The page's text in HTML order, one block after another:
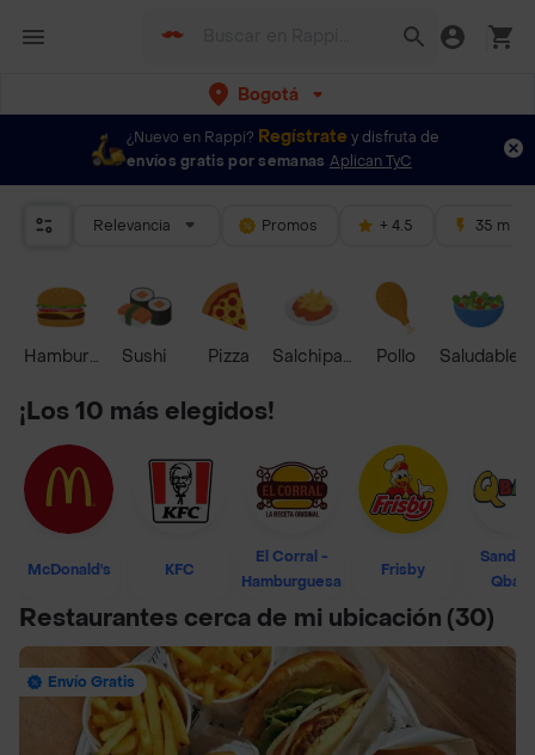
Bogotá
¿Nuevo en Rappi? Regístrate y disfruta de
envíos gratis por semanas Aplican TyC
Relevancia Promos + 4.5 35 mins
HamburguesaSushi Pizza Salchipapas Pollo Saludable
¡Los 10 más elegidos!
McDonald's KFC
El Corral -
Hamburguesa
Frisby
Restaurantes cerca de mi ubicación (30)
Envío Gratis